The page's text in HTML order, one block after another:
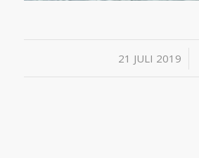
21 JULI 2019
/